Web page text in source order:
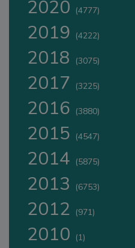
2020 (4777)
2019 (4222)
2018 (3075)
2017 (3225)
2016 (3880)
2015 (4547)
2014 (5875)
2013 (6753)
2012 (971)
2010 (1)